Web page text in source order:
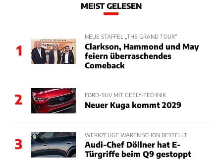
MEIST GELESEN
1
NEUE STAFFEL „THE GRAND TOUR“
Clarkson, Hammond und May
feiern überraschendes
Comeback
2 FORD-SUV MIT GEELY-TECHNIK
Neuer Kuga kommt 2029
3
WERKZEUGE WAREN SCHON BESTELLT
Audi-Chef Döllner hat E-
Türgriffe beim Q9 gestoppt